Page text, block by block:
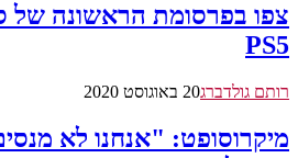
צפו בפרסומת הראשונה של
PS5
רותם גולדברג20 באוגוסט 2020
מיקרוסופט: "אנחנו לא